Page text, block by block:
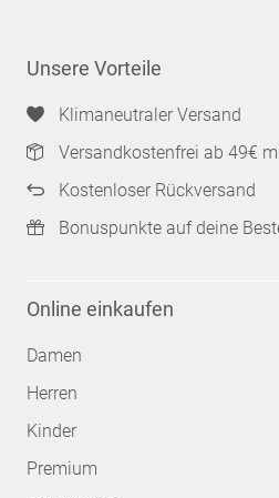
Unsere Vorteile
Klimaneutraler Versand
Versandkostenfrei ab 49€
Kostenloser Rückversand
Bonuspunkte auf deine
Online einkaufen
Damen
Herren
Kinder
Premium